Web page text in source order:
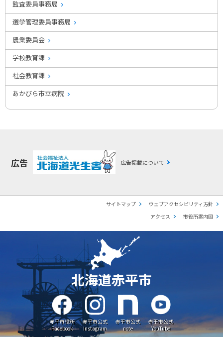
監査委員事務局
選挙管理委員事務局
農業委員会
学校教育課
社会教育課
あかびら市立病院
広告 広告掲載について
サイトマップ
ウェブアクセシビリティ方針
アクセス
市役所案内図
北海道赤平市
赤平市役所
Facebook
赤平市公式
Instagram
赤平市公式
note
赤平市公式
YouTube